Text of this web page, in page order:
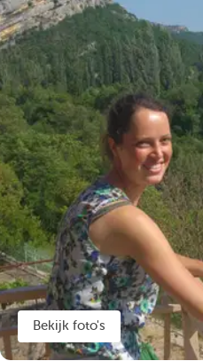
Bekijk foto's